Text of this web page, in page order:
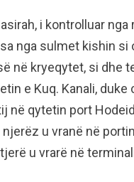
i kontrolluar nga
nga sulmet kishin si
në kryeqytet, si dhe
e Kuq. Kanali, duke
në qytetin port
u vranë në
u vrarë në